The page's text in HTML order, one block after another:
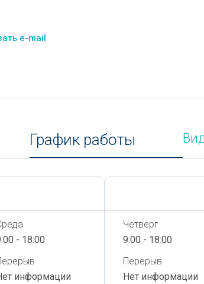
e-mail
График работы
- 18:00
информации
Четверг
9:00 - 18:00
Перерыв
Нет информации